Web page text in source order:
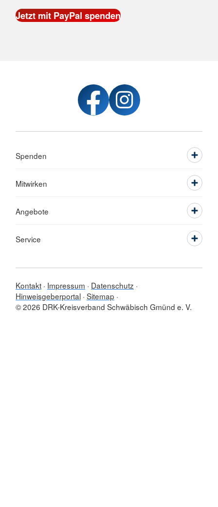
Spenden
Mitwirken
Angebote
Service
Kontakt Impressum
Datenschutz
Hinweisgeberportal Sitemap
© 2026 DRK-Kreisverband Schwäbisch Gmünd e. V.